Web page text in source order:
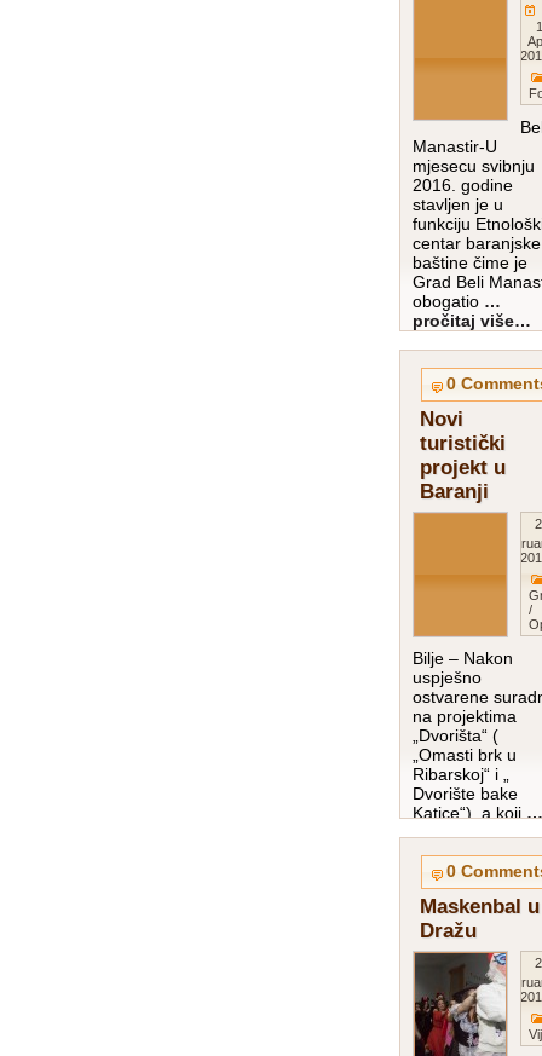
Manastir-U
mjesecu svibnju
2016. godine
stavljen je u
funkciju
centar baranjske
baštine čime je
Grad Beli
obogatio …
pročitaj više…
0
Novi
turistički
projekt u
Baranji
/
Bilje – Nakon
uspješno
ostvarene
na projektima
„Dvorišta“ (
„Omasti brk u
Ribarskoj“ i „
Dvorište bake
Katice“), a koji …
0
Maskenbal u
Dražu